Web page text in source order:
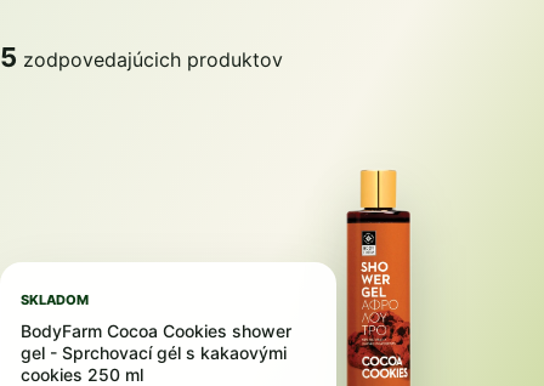
5 zodpovedajúcich produktov
SKLADOM
BodyFarm Cocoa Cookies shower
gel - Sprchovací gél s kakaovými
cookies 250 ml